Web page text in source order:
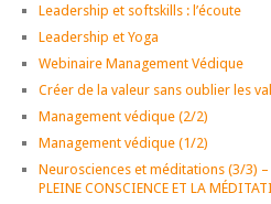
Leadership et softskills : l’écoute
Leadership et Yoga
Webinaire Management Védique
Créer de la valeur sans oublier les
Management védique (2/2)
Management védique (1/2)
Neurosciences et méditations (3/3) –
PLEINE CONSCIENCE ET LA